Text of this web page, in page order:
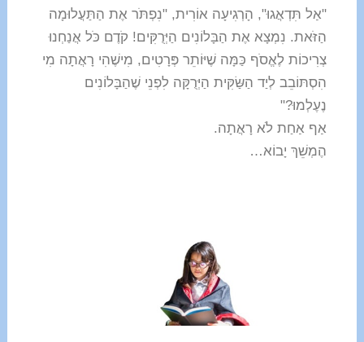
"אַל תִּדְאֲגוּ", הָרְגִיעָה אוֹרִית, "נִפְתֹּר אֶת הַתַּעֲלוּמָה
הַזֹּאת. נִמְצָא אֶת הַבָּלוֹנִים הַיְּרֻקִּים! קֹדֶם כֹּל אֲנַחְנוּ
צְרִיכוֹת לֶאֱסֹף כַּמָּה שֶׁיּוֹתֵר פְּרָטִים, מִישֶׁהִי רָאֲתָה מִי
הִסְתּוֹבֵב לְיַד הַשַּׂקִּית הַיְּרֻקָּה לִפְנֵי שֶׁהַבָּלוֹנִים
נֶעֶלְמוּ?"
אַף אַחַת לֹא רָאֲתָה.
הֶמְשֵׁךְ יָבוֹא…